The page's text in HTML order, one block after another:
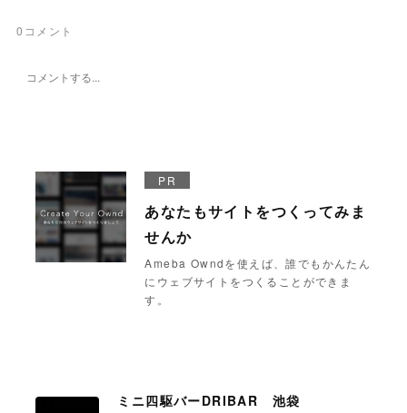
0 コメント
PR
あなたもサイトをつくってみま
せんか
Ameba Owndを使えば、誰でもかんたん
にウェブサイトをつくることができま
す。
ミニ四駆バーDRIBAR 池袋